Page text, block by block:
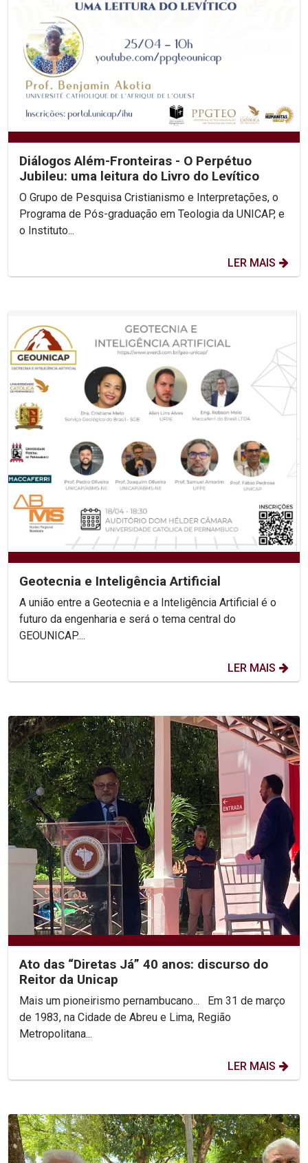
Diálogos Além-Fronteiras - O Perpétuo
Jubileu: uma leitura do Livro do Levítico
O Grupo de Pesquisa Cristianismo e Interpretações, o
Programa de Pós-graduação em Teologia da UNICAP, e
o Instituto...
LER MAIS
Geotecnia e Inteligência Artificial
A união entre a Geotecnia e a Inteligência Artificial é o
futuro da engenharia e será o tema central do
GEOUNICAP....
LER MAIS
Ato das “Diretas Já” 40 anos: discurso do
Reitor da Unicap
Mais um pioneirismo pernambucano... Em 31 de março
de 1983, na Cidade de Abreu e Lima, Região
Metropolitana...
LER MAIS